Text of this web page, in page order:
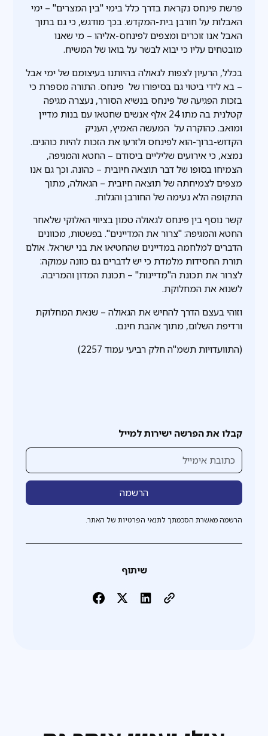
קבלו את הפרשה ישירות למייל
הרשמה מאשרת הסכמתך לתנאי הפרטיות של האתר.
שיתוף
פרשת פינחס נקראת בדרך כלל בימי "בין המצרים" – ימי
האבלות על חורבן בית-המקדש. בכך מודגש, כי גם בתוך
האבל אנו זוכרים ומצפים לפינחס-אליהו – מי שאנו
מובטחים עליו כי יבוא לבשר על בואו של המשיח.
בכלל, הרעיון לצפות לגאולה בהיותנו בעיצומם של ימי אבל
– בא לידי ביטוי גם בסיפורו של פינחס. התורה מספרת כי
בזכות הפגיעה של פינחס בנשיא הסורר, נעצרה מגיפה
קטלנית בה מתו 24 אלף אנשים שחטאו עם בנות מדיין
ומואב. כהוקרה על המעשה האמיץ, העניק
הקדוש-ברוך-הוא לפינחס ולזרעו את הזכות להיות כוהנים.
נמצא, כי אירועים שליליים ביסודם – החטא והמגיפה,
הצמיחו בסופו של דבר תוצאה חיובית – כהונה. וכך גם אנו
מצפים לצמיחתה של תוצאה חיובית – הגאולה, מתוך
התקופה הלא נעימה של החורבן והגלות.
קשר נוסף בין פינחס לגאולה טמון בציווי האלוקי שלאחר
החטא והמגיפה: "צרור את המדיינים". בפשטות, מכוונים
הדברים למלחמה במדיינים שהחטיאו את בני ישראל. אולם
תורת החסידות מלמדת כי יש לדברים גם כוונה עמוקה:
לצרור את תכונת ה"מִדיינות" – תכונת המדון והמריבה.
לשנוא את המחלוקת.
וזוהי בעצם הדרך להחיש את הגאולה – שנאת המחלוקת
ורדיפת השלום, מתוך אהבת חינם.
(התוועדויות תשמ"ה חלק רביעי עמוד 2257)